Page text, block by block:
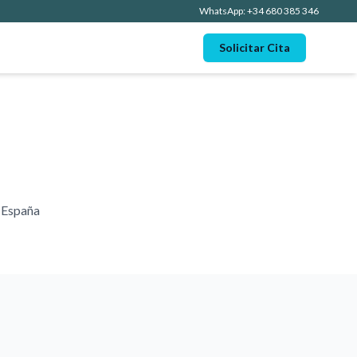
WhatsApp: +34 680 385 346
Solicitar Cita